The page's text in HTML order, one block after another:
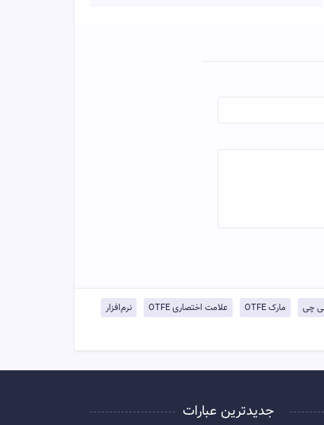
مارک OTFE علامت اختصاری OTFE
نرم‌افزار
جدیدترین عبارات